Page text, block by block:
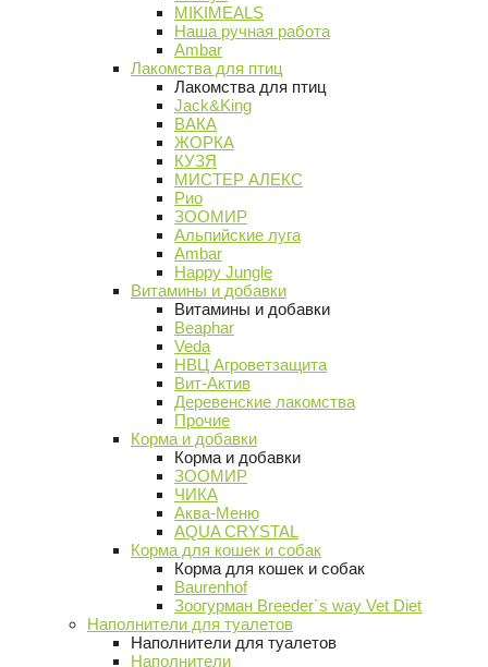
MIKIMEALS
Наша ручная работа
Ambar
Лакомства для птиц
Лакомства для птиц
Jack&King
ВАКА
ЖОРКА
КУЗЯ
МИСТЕР АЛЕКС
Рио
ЗООМИР
Альпийские луга
Ambar
Happy Jungle
Витамины и добавки
Витамины и добавки
Beaphar
Veda
НВЦ Агроветзащита
Вит-Актив
Деревенские лакомства
Прочие
Корма и добавки
Корма и добавки
ЗООМИР
ЧИКА
Аква-Меню
AQUA CRYSTAL
Корма для кошек и собак
Корма для кошек и собак
Baurenhof
Зоогурман Breeder`s way Vet Diet
Наполнители для туалетов
Наполнители для туалетов
Наполнители